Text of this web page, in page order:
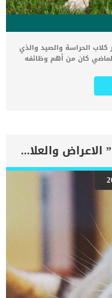
الحراسة والصيد والذي
كان من أهم وظائفه
عن كلب البول دوج
بها. هذه الفصيلة
و التمارين الرياضية ،لذا
نوعان لكلب البول دوج
ومن نوع يسمى سكوت،
دوج أن تصبح أصدقاء محبين
جيداً. صفات ومميزات كلب
المشي والتجول ،
الكلاب النشيطة، حتى
جدا يكره كلب سلالة
سرطان المثانة عند القطط ” الاعراض والعلاج”